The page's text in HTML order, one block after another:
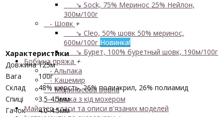
↘ Sock, 75% Меринос 25% Нейлон,
300м/100г
- Шовк +
↘ Cleo, 50% шовк 50% меринос,
600м/100г Новинка!
↘ Бурет, 100% буретный шовк, 190м/100г
Бобінна пряжа +
- Альпака
- Кашемир
- Мериносова вовна
- Пряжа з кід мохером
Майстер-класи та описи в'язаних моделей
Характеристики
Довжина 125м
Вага
100г
Склад
48% шерсть, 26% полиакрил, 26% полиамид
Спиці
3.5-4.5мм
Гачок
4.0-4.5мм